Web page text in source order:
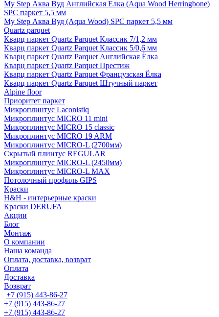
My Step Аква Вуд Английская Елка (Aqua Wood Herringbone)
SPC паркет 5,5 мм
My Step Аква Вуд (Aqua Wood) SPC паркет 5,5 мм
Quartz parquet
Кварц паркет Quartz Parquet Классик 7/1,2 мм
Кварц паркет Quartz Parquet Классик 5/0,6 мм
Кварц паркет Quartz Parquet Английская Ёлка
Кварц паркет Quartz Parquet Престиж
Кварц паркет Quartz Parquet Французская Ёлка
Кварц паркет Quartz Parquet Штучный паркет
Alpine floor
Приоритет паркет
Микроплинтус Laconistiq
Микроплинтус MICRO 11 mini
Микроплинтус MICRO 15 classic
Микроплинтус MICRO 19 ARM
Микроплинтус MICRO-L (2700мм)
Скрытый плинтус REGULAR
Микроплинтус MICRO-L (2450мм)
Микроплинтус MICRO-L MAX
Потолочный профиль GIPS
Краски
H&H - интерьерные краски
Краски DERUFA
Акции
Блог
Монтаж
О компании
Наша команда
Оплата, доставка, возврат
Оплата
Доставка
Возврат
+7 (915) 443-86-27
+7 (915) 443-86-27
+7 (915) 443-86-27